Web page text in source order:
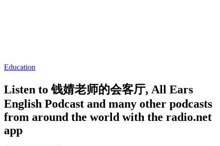
Education
Listen to 钱婧老师的会客厅, All Ears
English Podcast and many other podcasts
from around the world with the radio.net
app